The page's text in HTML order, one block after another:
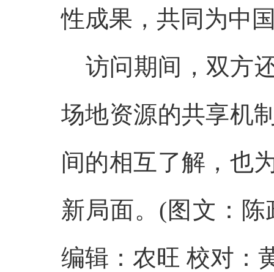
性成果，共同为中
访问期间，双方
场地资源的共享机
间的相互了解，也
新局面。(图文：
编辑：农旺 校对：